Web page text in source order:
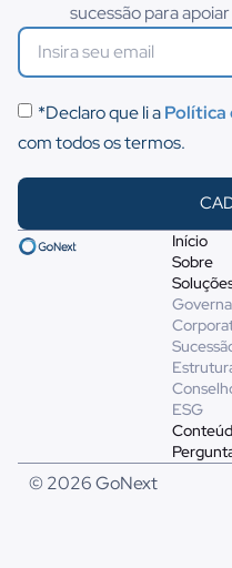
sucessão para
*Declaro que li aPolítica
com todos os termos.
Início
Sobre
ESG
© 2026 GoNext